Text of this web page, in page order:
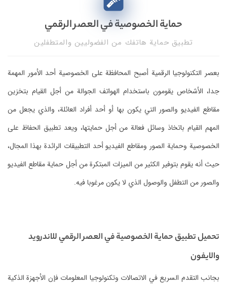
حماية الخصوصية في العصر الرقمي
تطبيق حماية هاتفك من الفضوليين والمتطفلين
بعصر التكنولوجيا الرقمية أصبح المحافظة على الخصوصية أحد الأمور المهمة
جدا، الأشخاص يقومون باستخدام الهواتف الجوالة من أجل القيام بتخزين
مقاطع الفيديو والصور التي يكون بها أو أحد أفراد العائلة، والذي يجعل من
المهم القيام باتخاذ وسائل فعالة من أجل حمايتها، ويعد تطبيق الحفاظ على
الخصوصية وحماية الصور ومقاطع الفيديو أحد التطبيقات الرائدة بهذا المجال،
حيث أنه يقوم بتوفير الكثير من الميزات المبتكرة من أجل حماية مقاطع الفيديو
والصور من التطفل والوصول الذي لا يكون مرغوبا فيه.
تحميل تطبيق حماية الخصوصية في العصر الرقمي للاندرويد
والايفون
بجانب التقدم السريع في الاتصالات وتكنولوجيا المعلومات فإن الأجهزة الذكية